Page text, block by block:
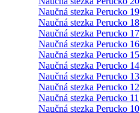
Naučná stezka Perucko 19
Naučná stezka Perucko 18
Naučná stezka Perucko 17
Naučná stezka Perucko 16
Naučná stezka Perucko 15
Naučná stezka Perucko 14
Naučná stezka Perucko 13
Naučná stezka Perucko 12
Naučná stezka Perucko 11
Naučná stezka Perucko 10